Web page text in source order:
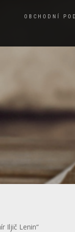
OBCHODNÍ
Iljič Lenin“